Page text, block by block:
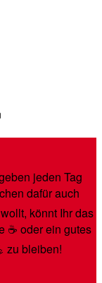
jeden Tag
dafür auch
könnt Ihr das
☕️ oder ein gutes
zu bleiben!